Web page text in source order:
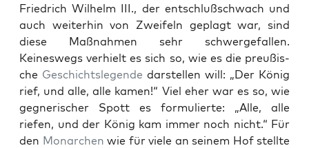
Friedrich Wil­helm III., der entschlußschwach und
auch weit­er­hin von Zweifeln geplagt war, sind
diese Maß­nah­men sehr schw­erge­fall­en.
Keineswegs ver­hielt es sich so, wie es die preußis­
che Geschicht­sle­gende darstellen will: „Der König
rief, und alle, alle kamen!“ Viel eher war es so, wie
geg­ner­isch­er Spott es for­mulierte: „Alle, alle
riefen, und der König kam immer noch nicht.“ Für
den Monar­chen wie für viele an seinem Hof stellte